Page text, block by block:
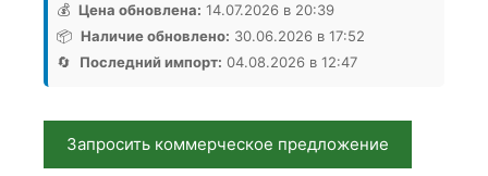
2500Lw
Rubena,
Аналог,
💰 Цена обновлена: 14.07.2026 в 20:39
📦 Наличие обновлено: 30.06.2026 в 17:52
🔄
Последний импорт: 04.08.2026 в 12:47
Запросить коммерческое предложение